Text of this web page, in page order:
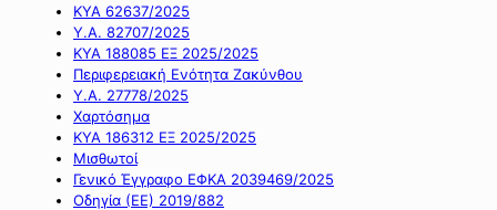
ΚΥΑ 62637/2025
Υ.Α. 82707/2025
ΚΥΑ 188085 ΕΞ 2025/2025
Περιφερειακή Ενότητα Ζακύνθου
Υ.Α. 27778/2025
Χαρτόσημα
ΚΥΑ 186312 ΕΞ 2025/2025
Μισθωτοί
Γενικό Έγγραφο ΕΦΚΑ 2039469/2025
Οδηγία (ΕΕ) 2019/882